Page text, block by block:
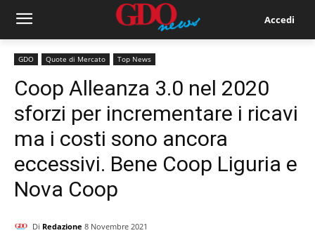
Accedi
GDO Quote di Mercato Top News
Coop Alleanza 3.0 nel 2020
sforzi per incrementare i ricavi
ma i costi sono ancora
eccessivi. Bene Coop Liguria e
Nova Coop
Di Redazione 8 Novembre 2021